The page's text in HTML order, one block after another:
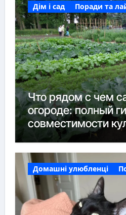
Дім і сад Поради та
Что рядом с чем
огороде: полный
совместимости
Домашні улюбленці